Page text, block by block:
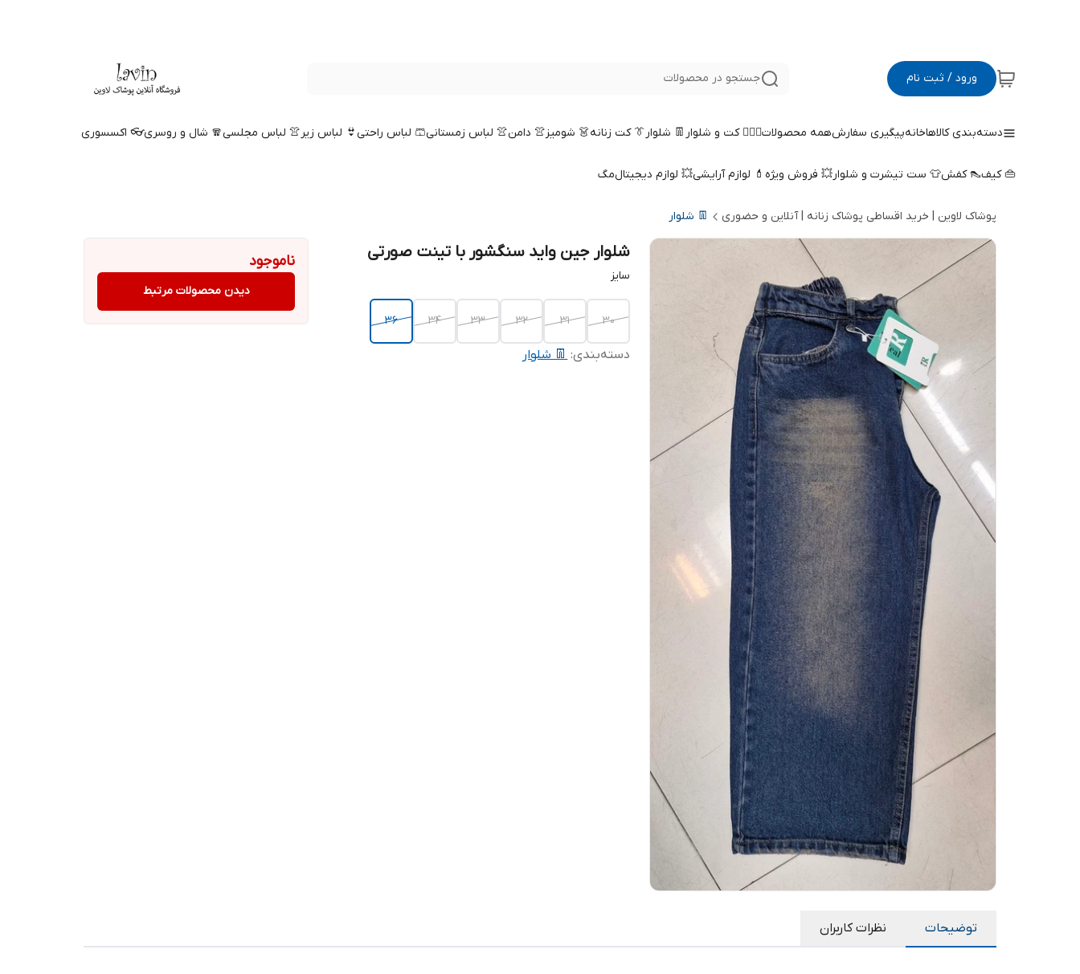
ورود / ثبت نام جستجو در محصولات
دسته‌بندی کالاهاخانهپیگیری سفارشهمه محصولات🤵🏻‍♀️ کت و شلوار 👖 شلوار👔 کت زنانه👗 شومیز👚 دامن👚 لباس زمستانی🩳 لباس راحتی👙 لباس زیر👚 لباس مجلسی🧣 شال و روسری👓 اکسسوری
👜 کیف👠 کفش👕 ست تیشرت و شلوار💥 فروش ویژه 💄 لوازم آرایشی💥 لوازم دیجیتالمگ
پوشاک لاوین | خرید اقساطی پوشاک زنانه | آنلاین و حضوری 👖 شلوار
شلوار جین واید سنگشور با تینت صورتی
سایز
30
31
32
33
34
36
دسته‌بندی:👖 شلوار
ناموجود
دیدن محصولات مرتبط
توضیحات نظرات کاربران